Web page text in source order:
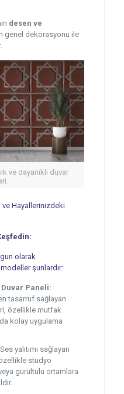
desen ve
genel dekorasyonu ile
ve dayanıklı duvar
ve Hayallerinizdeki
olarak
şunlardır:
Duvar Paneli:
tasarruf sağlayan
özellikle mutfak
kolay uygulama
Ses yalıtımı sağlayan
stüdyo
gürültülü ortamlara